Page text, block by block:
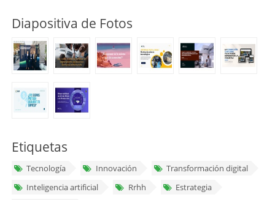
Diapositiva de Fotos
Etiquetas
Tecnología Innovación
Transformación digital
Inteligencia artificial
Rrhh
Estrategia